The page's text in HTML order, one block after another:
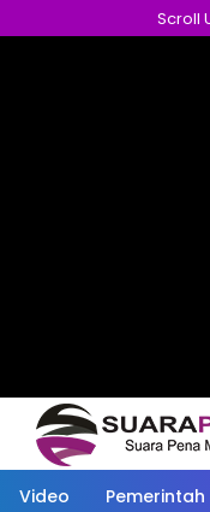
ke
Scroll
Video Pemerintah